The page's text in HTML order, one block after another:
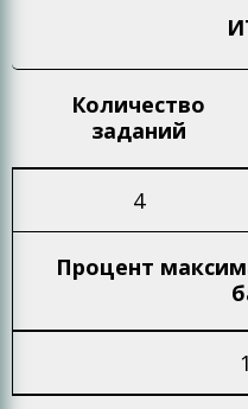
Количество
заданий
4
Процент